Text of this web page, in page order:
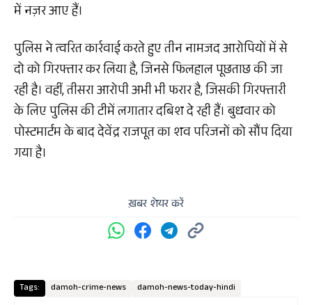
में नज़र आए हैं।
पुलिस ने त्वरित कार्रवाई करते हुए तीन नामजद आरोपियों में से
दो को गिरफ्तार कर लिया है, जिनसे फिलहाल पूछताछ की जा
रही है। वहीं, तीसरा आरोपी अभी भी फरार है, जिसकी गिरफ्तारी
के लिए पुलिस की टीमें लगातार दबिश दे रही हैं। बुधवार को
पोस्टमार्टम के बाद देवेंद्र राजपूत का शव परिजनों को सौंप दिया
गया है।
ख़बर शेयर करें
Tags: damoh-crime-news damoh-news-today-hindi